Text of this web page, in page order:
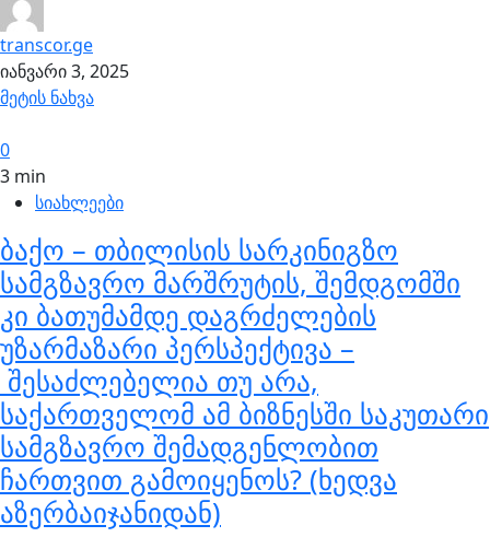
transcor.ge
იანვარი 3, 2025
მეტის ნახვა
0
3 min
სიახლეები
ბაქო – თბილისის სარკინიგზო
სამგზავრო მარშრუტის, შემდგომში
კი ბათუმამდე დაგრძელების
უზარმაზარი პერსპექტივა –
შესაძლებელია თუ არა,
საქართველომ ამ ბიზნესში საკუთარი
სამგზავრო შემადგენლობით
ჩართვით გამოიყენოს? (ხედვა
აზერბაიჯანიდან)